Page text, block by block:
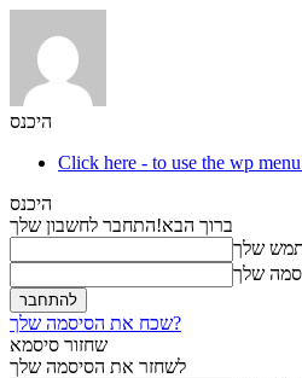
היכנס
Click here - to use the wp
היכנס
ברוך הבא!התחבר לחשבון שלך
שלך
שלך
שכח את הסיסמה שלך?
שחזור סיסמא
לשחזר את הסיסמה שלך